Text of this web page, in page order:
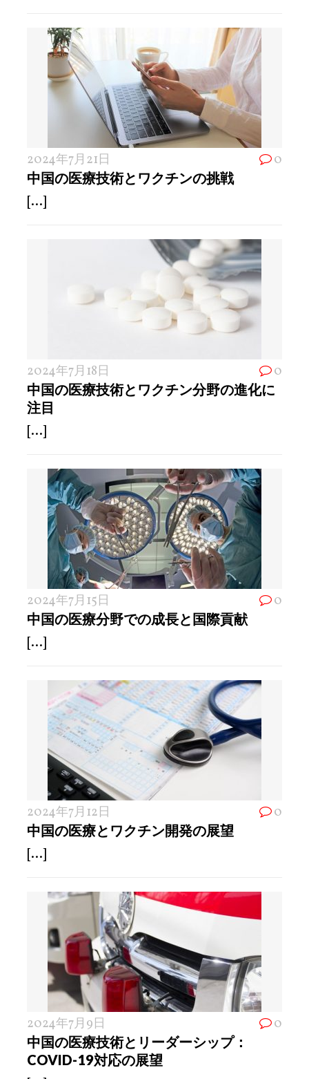
2024年7月21日 0
中国の医療技術とワクチンの挑戦
[...]
2024年7月18日 0
中国の医療技術とワクチン分野の進化に
注目
[...]
2024年7月15日 0
中国の医療分野での成長と国際貢献
[...]
2024年7月12日 0
中国の医療とワクチン開発の展望
[...]
2024年7月9日 0
中国の医療技術とリーダーシップ：
COVID-19対応の展望